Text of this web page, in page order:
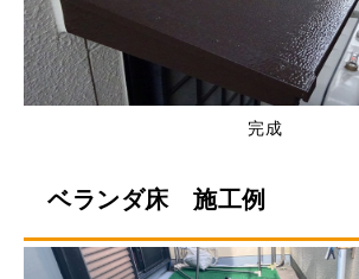
完成
ベランダ床 施工例